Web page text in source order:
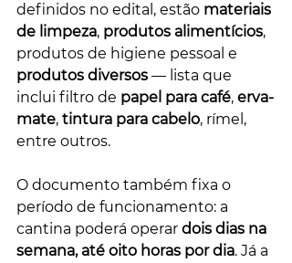
definidos no edital, estão materiais
de limpeza, produtos alimentícios,
produtos de higiene pessoal e
produtos diversos — lista que
inclui filtro de papel para café, erva-
mate, tintura para cabelo, rímel,
entre outros.
O documento também fixa o
período de funcionamento: a
cantina poderá operar dois dias na
semana, até oito horas por dia. Já a